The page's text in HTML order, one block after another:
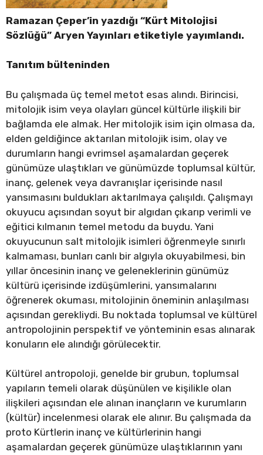
Ramazan Çeper’in yazdığı “Kürt Mitolojisi
Sözlüğü” Aryen Yayınları etiketiyle yayımlandı.
Tanıtım bülteninden
Bu çalışmada üç temel metot esas alındı. Birincisi,
mitolojik isim veya olayları güncel kültürle ilişkili bir
bağlamda ele almak. Her mitolojik isim için olmasa da,
elden geldiğince aktarılan mitolojik isim, olay ve
durumların hangi evrimsel aşamalardan geçerek
günümüze ulaştıkları ve günümüzde toplumsal kültür,
inanç, gelenek veya davranışlar içerisinde nasıl
yansımasını buldukları aktarılmaya çalışıldı. Çalışmayı
okuyucu açısından soyut bir algıdan çıkarıp verimli ve
eğitici kılmanın temel metodu da buydu. Yani
okuyucunun salt mitolojik isimleri öğrenmeyle sınırlı
kalmaması, bunları canlı bir algıyla okuyabilmesi, bin
yıllar öncesinin inanç ve geleneklerinin günümüz
kültürü içerisinde izdüşümlerini, yansımalarını
öğrenerek okuması, mitolojinin öneminin anlaşılması
açısından gerekliydi. Bu noktada toplumsal ve kültürel
antropolojinin perspektif ve yönteminin esas alınarak
konuların ele alındığı görülecektir.
Kültürel antropoloji, genelde bir grubun, toplumsal
yapıların temeli olarak düşünülen ve kişilikle olan
ilişkileri açısından ele alınan inançların ve kurumların
(kültür) incelenmesi olarak ele alınır. Bu çalışmada da
proto Kürtlerin inanç ve kültürlerinin hangi
aşamalardan geçerek günümüze ulaştıklarının yanı